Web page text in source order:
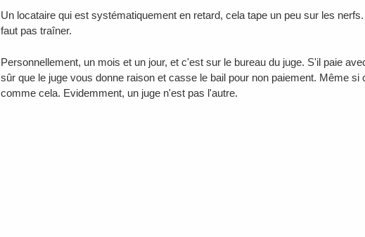
Un locataire qui est systématiquement en retard, cela tape un peu sur les
faut pas traîner.
Personnellement, un mois et un jour, et c'est sur le bureau du juge. S'il paie
sûr que le juge vous donne raison et casse le bail pour non paiement. Même
comme cela. Evidemment, un juge n'est pas l'autre.